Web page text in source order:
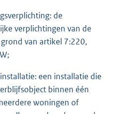
de
verplichtingen van de
van artikel 7:220,
een installatie die
binnen één
woningen of